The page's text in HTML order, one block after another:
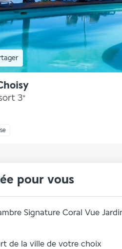
3*
pour vous
Signature Coral Vue
de la ville de votre choix